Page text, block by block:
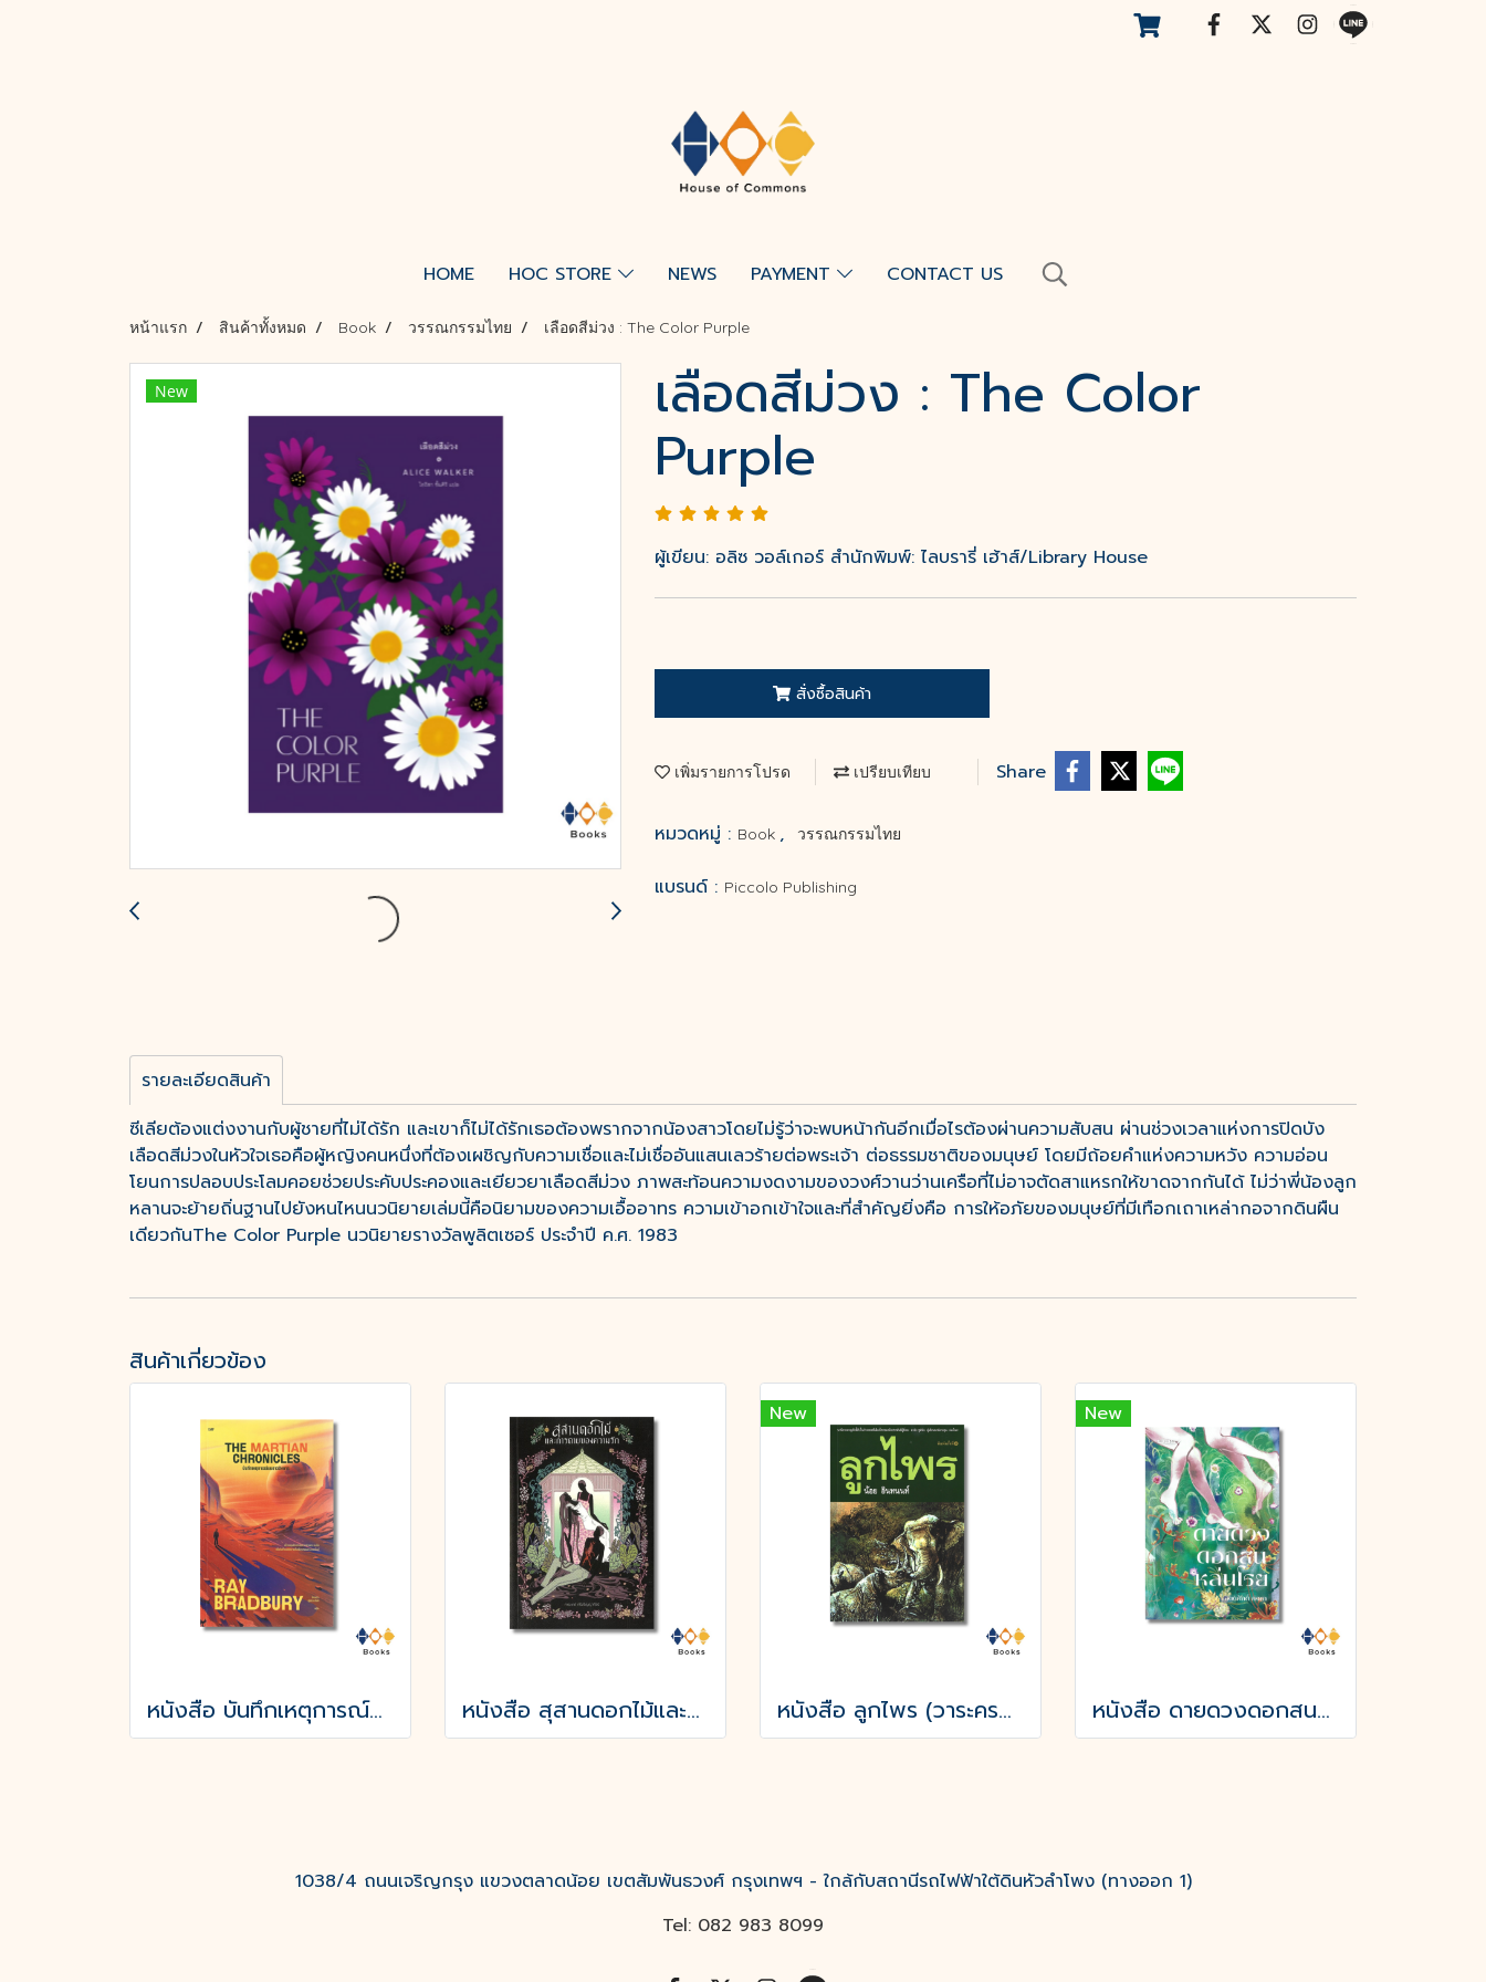
HOME HOC STORE NEWS PAYMENT CONTACT US
หน้าแรก สินค้าทั้งหมด Book วรรณกรรมไทย เลือดสีม่วง : The Color Purple
New เลือดสีม่วง : The Color
Purple
ผู้เขียน: อลิซ วอล์เกอร์ สำนักพิมพ์: ไลบรารี่ เฮ้าส์/Library House
สั่งซื้อสินค้า
เพิ่มรายการโปรด เปรียบเทียบ Share
หมวดหมู่ : Book , วรรณกรรมไทย
แบรนด์ : Piccolo Publishing
รายละเอียดสินค้า
ซีเลียต้องแต่งงานกับผู้ชายที่ไม่ได้รัก และเขาก็ไม่ได้รักเธอต้องพรากจากน้องสาวโดยไม่รู้ว่าจะพบหน้ากันอีกเมื่อไรต้องผ่านความสับสน ผ่านช่วงเวลาแห่งการปิดบัง
เลือดสีม่วงในหัวใจเธอคือผู้หญิงคนหนึ่งที่ต้องเผชิญกับความเชื่อและไม่เชื่ออันแสนเลวร้ายต่อพระเจ้า ต่อธรรมชาติของมนุษย์ โดยมีถ้อยคำแห่งความหวัง ความอ่อน
โยนการปลอบประโลมคอยช่วยประคับประคองและเยียวยาเลือดสีม่วง ภาพสะท้อนความงดงามของวงศ์วานว่านเครือที่ไม่อาจตัดสาแหรกให้ขาดจากกันได้ ไม่ว่าพี่น้องลูก
หลานจะย้ายถิ่นฐานไปยังหนไหนนวนิยายเล่มนี้คือนิยามของความเอื้ออาทร ความเข้าอกเข้าใจและที่สำคัญยิ่งคือ การให้อภัยของมนุษย์ที่มีเทือกเถาเหล่ากอจากดินผืน
เดียวกันThe Color Purple นวนิยายรางวัลพูลิตเซอร์ ประจำปี ค.ศ. 1983
สินค้าเกี่ยวข้อง
หนังสือ บันทึกเหตุการณ์บนดาวอังคาร THE MARTIAN CHRONICLES หนังสือ สุสานดอกไม้และการตายของความรัก
New
หนังสือ ลูกไพร (วาระครบรอบ 120 ปีชาตกาลมาลัย ชูพินิจ)
New
หนังสือ ดายดวงดอกสนหล่นโรย
1038/4 ถนนเจริญกรุง แขวงตลาดน้อย เขตสัมพันธวงศ์ กรุงเทพฯ - ใกล้กับสถานีรถไฟฟ้าใต้ดินหัวลำโพง (ทางออก 1)
Tel: 082 983 8099